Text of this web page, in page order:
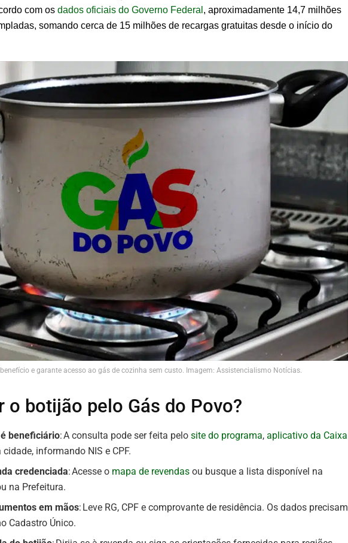
com os dados oficiais do Governo Federal , aproximadamente 14,7 milhões
somando cerca de 15 milhões de recargas gratuitas desde o início do
e garante acesso ao gás de cozinha sem custo. Imagem: Assistencialismo Notícias.
o botijão pelo Gás do Povo?
beneficiário: A consulta pode ser feita pelosite do programa,aplicativo da Caixa
cidade, informando NIS e CPF.
credenciada: Acesse o mapa de revendas ou busque a lista disponível na
na Prefeitura.
em mãos: Leve RG, CPF e comprovante de residência. Os dados precisam
Cadastro Único.